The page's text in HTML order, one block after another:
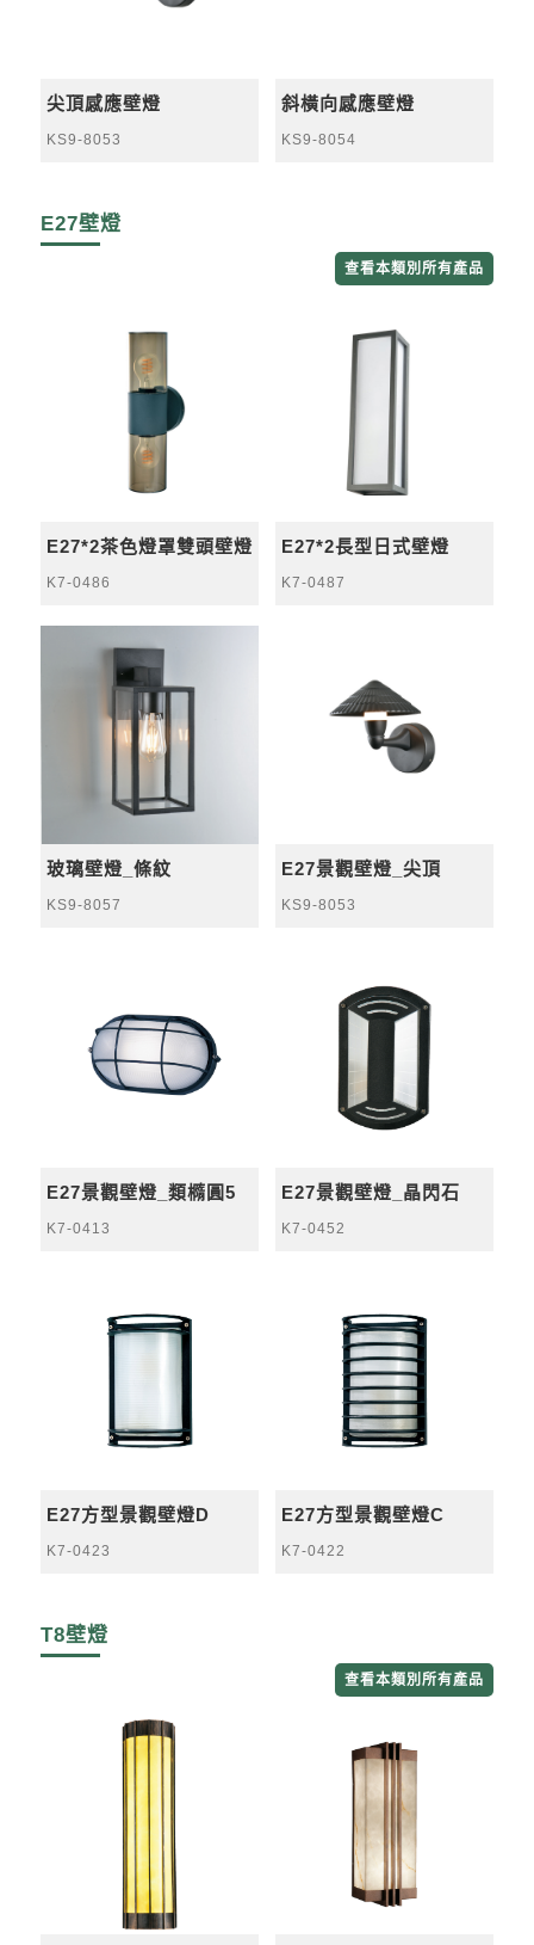
尖頂感應壁燈
KS9-8053
斜橫向感應壁燈
KS9-8054
E27壁燈
查看本類別所有產品
E27*2茶色燈罩雙頭壁燈
K7-0486
E27*2長型日式壁燈
K7-0487
玻璃壁燈_條紋
KS9-8057
E27景觀壁燈_尖頂
KS9-8053
E27景觀壁燈_類橢圓5
K7-0413
E27景觀壁燈_晶閃石
K7-0452
E27方型景觀壁燈D
K7-0423
E27方型景觀壁燈C
K7-0422
T8壁燈
查看本類別所有產品